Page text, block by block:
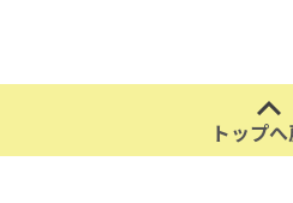
トップ